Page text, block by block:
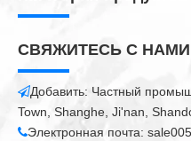
СВЯЖИТЕСЬ С НАМИ
Добавить: Частный
Town, Shanghe, Ji'nan,
Электронная почта: